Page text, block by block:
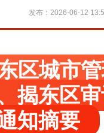
发布：2026-06-12
区城市
揭东区
知摘要